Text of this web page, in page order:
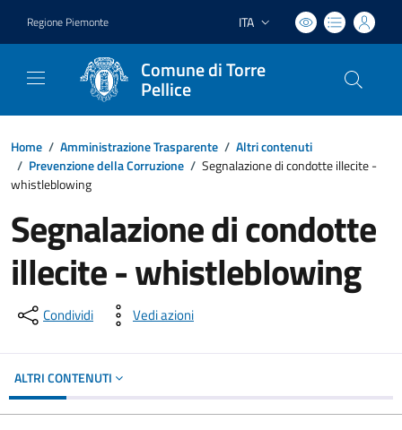
Regione Piemonte Lingua attiva:
ITA
Comune di Torre
Pellice
Home / Amministrazione Trasparente / Altri contenuti
/ Prevenzione della Corruzione / Segnalazione di condotte illecite -
whistleblowing
Segnalazione di condotte
illecite - whistleblowing
Condividi Vedi azioni
ALTRI CONTENUTI